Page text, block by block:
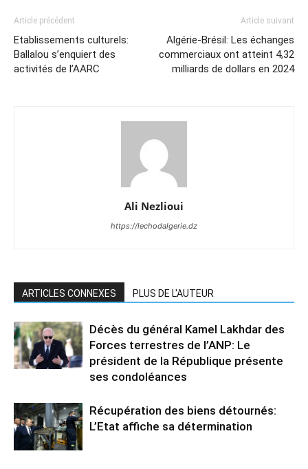
Article précédent
Etablissements culturels:
Ballalou s’enquiert des
activités de l’AARC
Article suivant
Algérie-Brésil: Les échanges
commerciaux ont atteint 4,32
milliards de dollars en 2024
Ali Nezlioui
https://lechodalgerie.dz
ARTICLES CONNEXES PLUS DE L'AUTEUR
Décès du général Kamel Lakhdar des
Forces terrestres de l’ANP: Le
président de la République présente
ses condoléances
Récupération des biens détournés:
L’Etat affiche sa détermination